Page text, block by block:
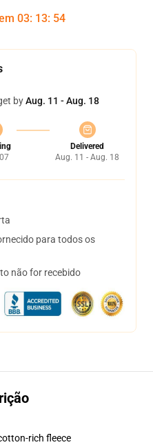
03: 13: 53
byAug. 11 - Aug. 18
Delivered
Aug. 11 - Aug. 18
para todos os
não for recebido
rich fleece